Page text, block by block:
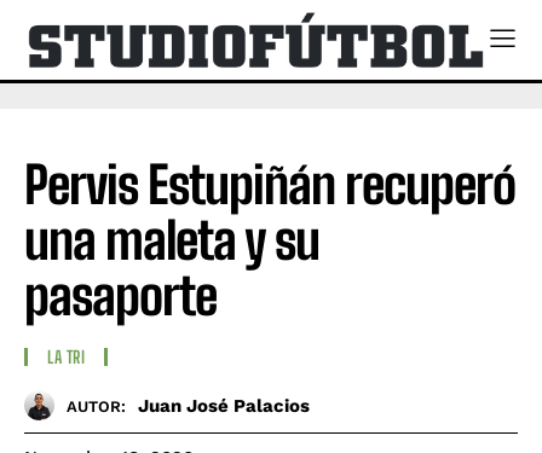
Pervis Estupiñán recuperó
una maleta y su
pasaporte
LA TRI
AUTOR: Juan José Palacios